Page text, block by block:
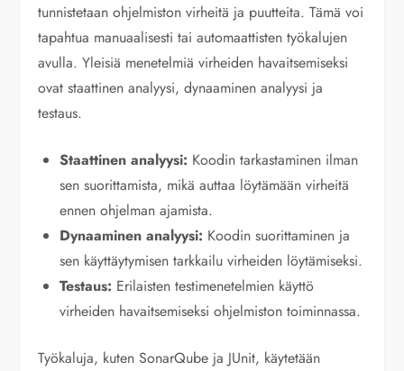
tunnistetaan ohjelmiston virheitä ja puutteita. Tämä voi
tapahtua manuaalisesti tai automaattisten työkalujen
avulla. Yleisiä menetelmiä virheiden havaitsemiseksi
ovat staattinen analyysi, dynaaminen analyysi ja
testaus.
Staattinen analyysi: Koodin tarkastaminen ilman
sen suorittamista, mikä auttaa löytämään virheitä
ennen ohjelman ajamista.
Dynaaminen analyysi: Koodin suorittaminen ja
sen käyttäytymisen tarkkailu virheiden löytämiseksi.
Testaus: Erilaisten testimenetelmien käyttö
virheiden havaitsemiseksi ohjelmiston toiminnassa.
Työkaluja, kuten SonarQube ja JUnit, käytetään